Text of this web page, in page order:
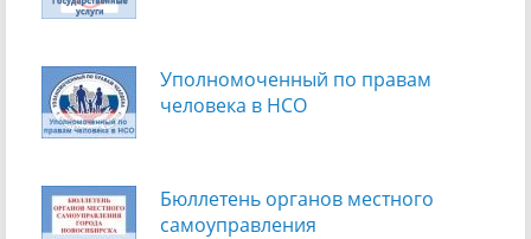
Уполномоченный по правам
человека в НСО
Бюллетень органов местного
самоуправления